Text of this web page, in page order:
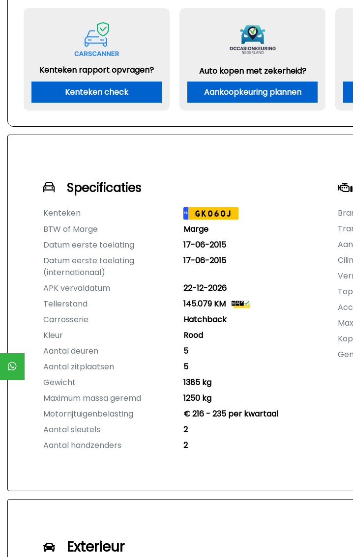
Kenteken rapport opvragen?
Kenteken check
Auto kopen met zekerheid?
Aankoopkeuring plannen
Specificaties
Kenteken NL GK060J
BTW of Marge
Marge
Datum eerste toelating
17-06-2015
Datum eerste toelating
(internationaal)
17-06-2015
APK vervaldatum
22-12-2026
Tellerstand
145.079 KM
Carrosserie
Hatchback
Kleur
Rood
Aantal deuren
5
Aantal zitplaatsen
5
Gewicht
1385 kg
Maximum massa geremd
1250 kg
Motorrijtuigenbelasting
€ 216 - 235 per kwartaal
Aantal sleutels
2
Aantal handzenders
2
Exterieur